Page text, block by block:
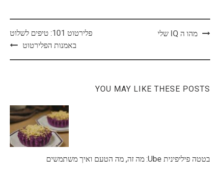
Postמהו ה IQ שלי
פלירטוט 101: טיפים לשלוט
באמנות הפלירטוט
YOU MAY LIKE THESE POSTS
בטטה פיליפינית Ube: מה זה, מה הטעם ואיך משתמשים